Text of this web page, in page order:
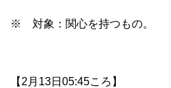
※ 対象：関心を持つもの。
【2月13日05:45ころ】